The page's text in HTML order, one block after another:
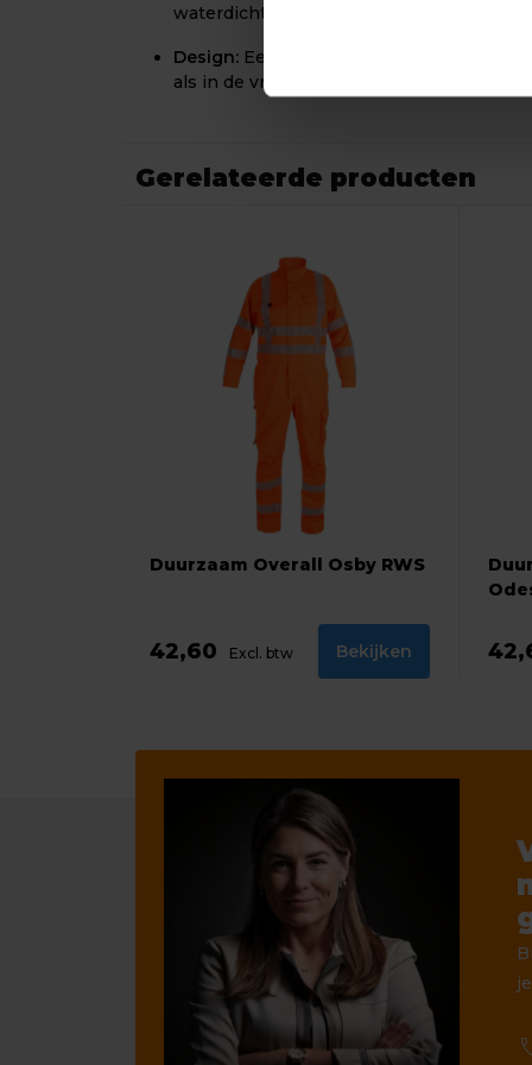
waterdichtheid op de lange termijn.
Design: Een modern en sportief ontwerp
als in de vrije tijd gedragen kan worden.
Gerelateerde producten
Duurzaam Overall Osby RWS
42,60 Excl. btw Bekijken